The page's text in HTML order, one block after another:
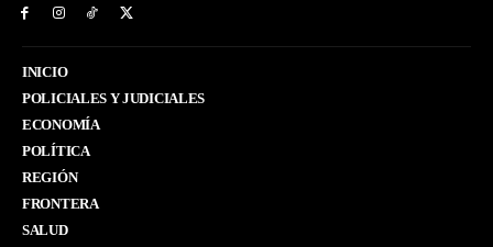
INICIO
POLICIALES Y JUDICIALES
ECONOMÍA
POLÍTICA
REGIÓN
FRONTERA
SALUD